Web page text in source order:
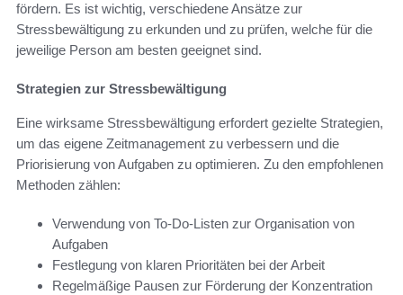
fördern. Es ist wichtig, verschiedene Ansätze zur
Stressbewältigung zu erkunden und zu prüfen, welche für die
jeweilige Person am besten geeignet sind.
Strategien zur Stressbewältigung
Eine wirksame Stressbewältigung erfordert gezielte Strategien,
um das eigene Zeitmanagement zu verbessern und die
Priorisierung von Aufgaben zu optimieren. Zu den empfohlenen
Methoden zählen:
Verwendung von To-Do-Listen zur Organisation von
Aufgaben
Festlegung von klaren Prioritäten bei der Arbeit
Regelmäßige Pausen zur Förderung der Konzentration